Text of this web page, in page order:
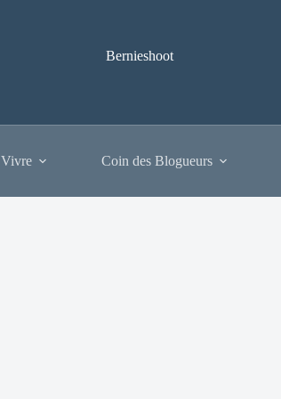
Bernieshoot
Coin des Blogueurs